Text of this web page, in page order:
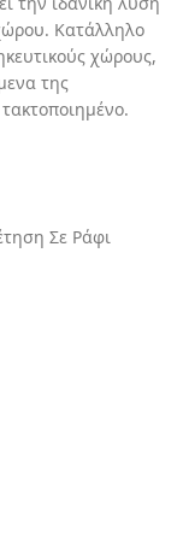
Κατάλληλο
χώρους,
της
Σε Ράφι